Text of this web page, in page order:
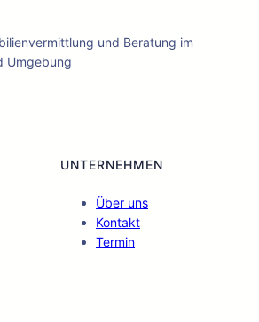
und Beratung im
Umgebung
UNTERNEHMEN
Über uns
Kontakt
Termin